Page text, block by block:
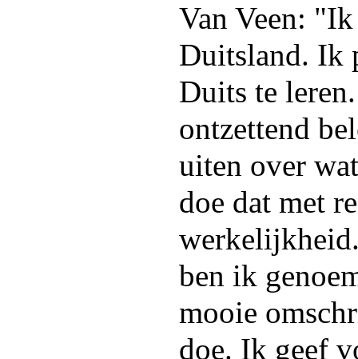
Van Veen:
Duitsland. Ik
Duits te
ontzettend
uiten over
doe dat met
ben ik
mooie
doe. Ik geef